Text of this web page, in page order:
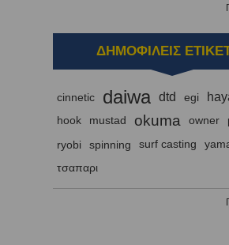
ΔΗΜΟΦΙΛΕΙΣ
cinnetic daiwa dtd egi
hook mustad okuma owner
ryobi spinning surf casting
τσαπαρι